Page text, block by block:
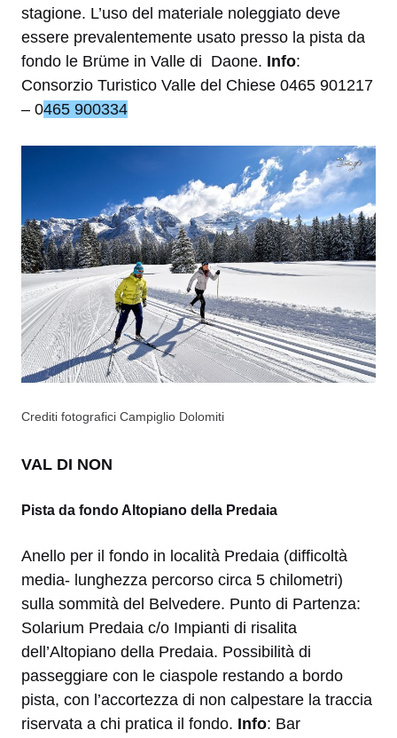
stagione. L’uso del materiale noleggiato deve
essere prevalentemente usato presso la pista da
fondo le Brüme in Valle di Daone. Info:
Consorzio Turistico Valle del Chiese 0465 901217
– 0465 900334
Crediti fotografici Campiglio Dolomiti
VAL DI NON
Pista da fondo Altopiano della Predaia
Anello per il fondo in località Predaia (difficoltà
media- lunghezza percorso circa 5 chilometri)
sulla sommità del Belvedere. Punto di Partenza:
Solarium Predaia c/o Impianti di risalita
dell’Altopiano della Predaia. Possibilità di
passeggiare con le ciaspole restando a bordo
pista, con l’accortezza di non calpestare la traccia
riservata a chi pratica il fondo. Info: Bar